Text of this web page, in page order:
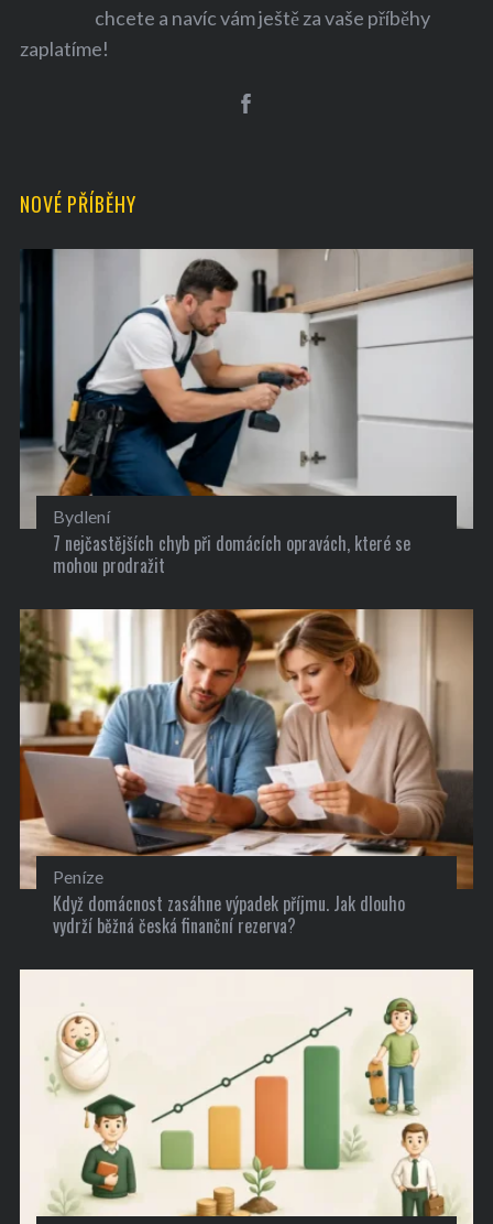
chcete a navíc vám ještě za vaše příběhy
zaplatíme!
NOVÉ PŘÍBĚHY
Bydlení
7 nejčastějších chyb při domácích opravách, které se
mohou prodražit
Peníze
Když domácnost zasáhne výpadek příjmu. Jak dlouho
vydrží běžná česká finanční rezerva?